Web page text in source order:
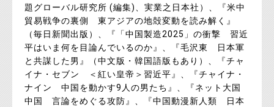
題グローバル研究所 (編集)、実業之日本社）、『米中
貿易戦争の裏側 東アジアの地殻変動を読み解く』
（毎日新聞出版）、『「中国製造2025」の衝撃 習近
平はいま何を目論んでいるのか』、『毛沢東 日本軍
と共謀した男』（中文版・韓国語版もあり）、『チャ
イナ・セブン ＜紅い皇帝＞習近平』、『チャイナ・
ナイン 中国を動かす9人の男たち』、『ネット大国
中国 言論をめぐる攻防』、『中国動漫新人類 日本